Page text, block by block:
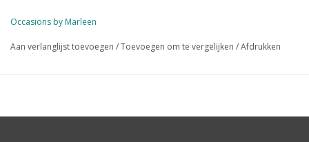
Occasions by Marleen
Aan verlanglijst toevoegen /Toevoegen om te vergelijken /Afdrukken